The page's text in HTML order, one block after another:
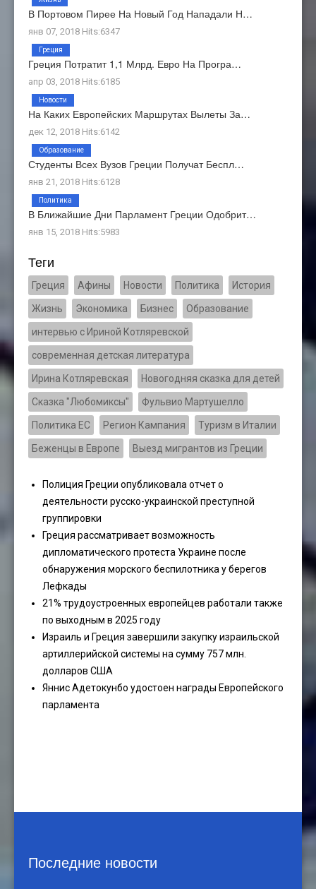
В Портовом Пирее На Новый Год Нападали Н…
янв 07, 2018 Hits:6347
Греция Потратит 1,1 Млрд. Евро На Програ…
апр 03, 2018 Hits:6185
Греция
На Каких Европейских Маршрутах Вылеты За…
дек 12, 2018 Hits:6142
Новости
Студенты Всех Вузов Греции Получат Беспл…
янв 21, 2018 Hits:6128
Образование
В Ближайшие Дни Парламент Греции Одобрит…
янв 15, 2018 Hits:5983
Политика
Теги
Греция Афины Новости Политика История
Жизнь Экономика Бизнес Образование
интервью с Ириной Котляревской
современная детская литература
Ирина Котляревская Новогодняя сказка для детей
Сказка "Любомиксы" Фульвио Мартушелло
Политика ЕС Регион Кампания Туризм в Италии
Беженцы в Европе Выезд мигрантов из Греции
Полиция Греции опубликовала отчет о
деятельности русско-украинской преступной
группировки
Греция рассматривает возможность
дипломатического протеста Украине после
обнаружения морского беспилотника у берегов
Лефкады
21% трудоустроенных европейцев работали также
по выходным в 2025 году
Израиль и Греция завершили закупку израильской
артиллерийской системы на сумму 757 млн.
долларов США
Яннис Адетокунбо удостоен награды Европейского
парламента
Последние новости